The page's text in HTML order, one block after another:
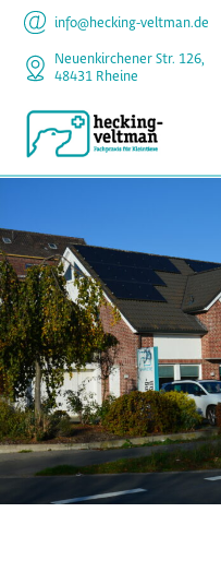
info@hecking-veltman.de
Neuenkirchener Str. 126,
48431 Rheine